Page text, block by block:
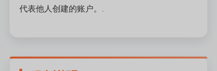
代表他人创建的账户。.